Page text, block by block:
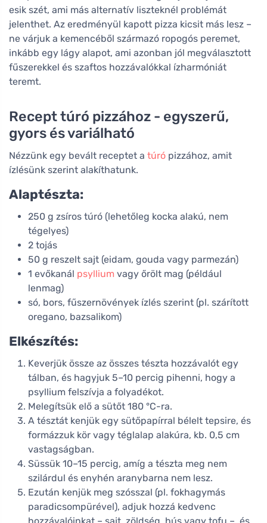
esik szét, ami más alternatív liszteknél problémát
jelenthet. Az eredményül kapott pizza kicsit más lesz –
ne várjuk a kemencéből származó ropogós peremet,
inkább egy lágy alapot, ami azonban jól megválasztott
fűszerekkel és szaftos hozzávalókkal ízharmóniát
teremt.
Recept túró pizzához - egyszerű,
gyors és variálható
Nézzünk egy bevált receptet a túró pizzához, amit
ízlésünk szerint alakíthatunk.
Alaptészta:
250 g zsíros túró (lehetőleg kocka alakú, nem
tégelyes)
2 tojás
50 g reszelt sajt (eidam, gouda vagy parmezán)
1 evőkanál psyllium vagy őrölt mag (például
lenmag)
só, bors, fűszernövények ízlés szerint (pl. szárított
oregano, bazsalikom)
Elkészítés:
Keverjük össze az összes tészta hozzávalót egy
tálban, és hagyjuk 5–10 percig pihenni, hogy a
psyllium felszívja a folyadékot.
Melegítsük elő a sütőt 180 °C-ra.
A tésztát kenjük egy sütőpapírral bélelt tepsire, és
formázzuk kör vagy téglalap alakúra, kb. 0,5 cm
vastagságban.
Süssük 10–15 percig, amíg a tészta meg nem
szilárdul és enyhén aranybarna nem lesz.
Ezután kenjük meg szósszal (pl. fokhagymás
paradicsompürével), adjuk hozzá kedvenc